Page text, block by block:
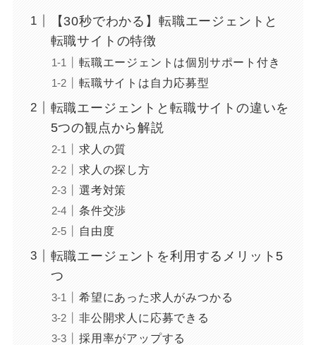
【30秒でわかる】転職エージェントと
転職サイトの特徴
転職エージェントは個別サポート付き
転職サイトは自力応募型
転職エージェントと転職サイトの違いを
5つの観点から解説
求人の質
求人の探し方
選考対策
条件交渉
自由度
転職エージェントを利用するメリット5
つ
希望にあった求人がみつかる
非公開求人に応募できる
採用率がアップする